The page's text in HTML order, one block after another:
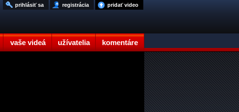
vaše videá užívatelia komentáre
pridať video
registrácia
prihlásiť sa